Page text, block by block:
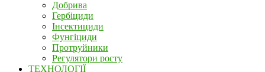
Добрива
Гербіциди
Інсектициди
Фунгіциди
Протруйники
Регулятори росту
ТЕХНОЛОГІЇ